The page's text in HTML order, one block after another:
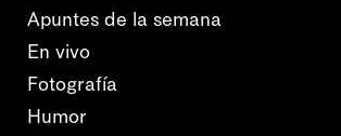
Apuntes de la semana
En vivo
Fotografía
Humor